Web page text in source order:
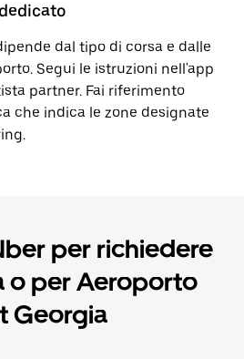
dal tipo di corsa e dalle
Segui le istruzioni nell'app
partner. Fai riferimento
che indica le zone designate
per richiedere
o per Aeroporto
Georgia